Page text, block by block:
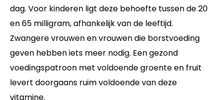
dag. Voor kinderen ligt deze behoefte tussen de 20
en 65 milligram, afhankelijk van de leeftijd.
Zwangere vrouwen en vrouwen die borstvoeding
geven hebben iets meer nodig. Een gezond
voedingspatroon met voldoende groente en fruit
levert doorgaans ruim voldoende van deze
vitamine.